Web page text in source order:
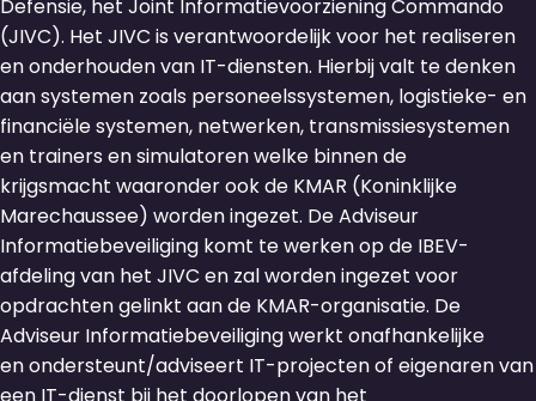
Defensie, het Joint Informatievoorziening Commando
(JIVC). Het JIVC is verantwoordelijk voor het realiseren
en onderhouden van IT-diensten. Hierbij valt te denken
aan systemen zoals personeelssystemen, logistieke- en
financiële systemen, netwerken, transmissiesystemen
en trainers en simulatoren welke binnen de
krijgsmacht waaronder ook de KMAR (Koninklijke
Marechaussee) worden ingezet. De Adviseur
Informatiebeveiliging komt te werken op de IBEV-
afdeling van het JIVC en zal worden ingezet voor
opdrachten gelinkt aan de KMAR-organisatie. De
Adviseur Informatiebeveiliging werkt onafhankelijke
en ondersteunt/adviseert IT-projecten of eigenaren van